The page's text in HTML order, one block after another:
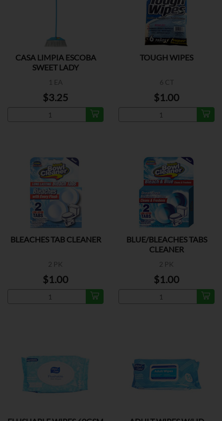
CASA LIMPIA ESCOBA
SWEET LADY
1 EA
$3.25
TOUGH WIPES
6 CT
$1.00
BLEACHES TAB CLEANER
2 PK
$1.00
BLUE/BLEACHES TABS
CLEANER
2 PK
$1.00